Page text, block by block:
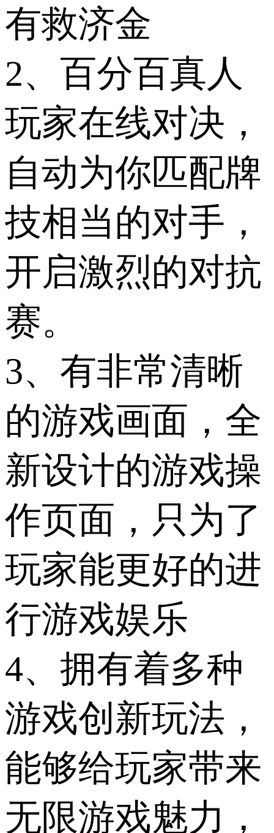
有救济金
2、百分百真人
玩家在线对决，
自动为你匹配牌
技相当的对手，
开启激烈的对抗
赛。
3、有非常清晰
的游戏画面，全
新设计的游戏操
作页面，只为了
玩家能更好的进
行游戏娱乐
4、拥有着多种
游戏创新玩法，
能够给玩家带来
无限游戏魅力，